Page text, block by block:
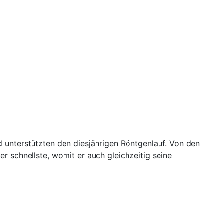
den diesjährigen Röntgenlauf. Von den
schnellste, womit er auch gleichzeitig seine